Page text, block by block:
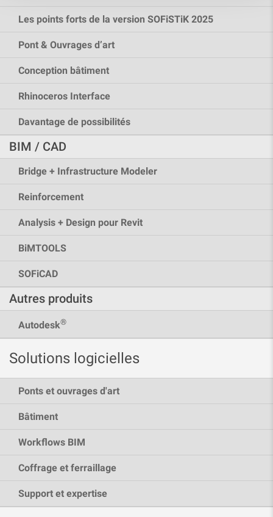
Les points forts de la version SOFiSTiK 2025
Pont & Ouvrages d’art
Conception bâtiment
Rhinoceros Interface
Davantage de possibilités
BIM / CAD
Bridge + Infrastructure Modeler
Reinforcement
Analysis + Design pour Revit
BiMTOOLS
SOFiCAD
Autres produits
Autodesk®
Solutions logicielles
Ponts et ouvrages d'art
Bâtiment
Workflows BIM
Coffrage et ferraillage
Support et expertise